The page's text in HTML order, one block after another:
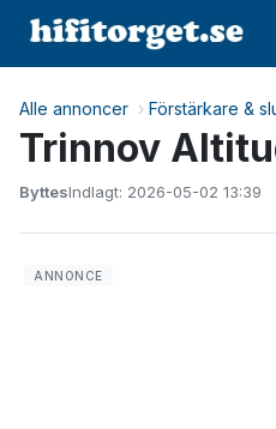
Alle annoncer › Förstärkare &
Trinnov
ByttesIndlagt: 2026-05-02 13:39